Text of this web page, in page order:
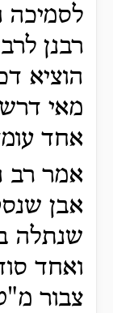
לסמיכה
רבנן
הוציא
מאי
אחד
אמר רב
אבן
שנתלה
ואחד
צבור